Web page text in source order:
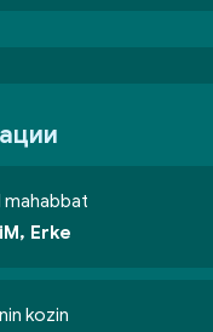
mahabbat
Erke
kozin